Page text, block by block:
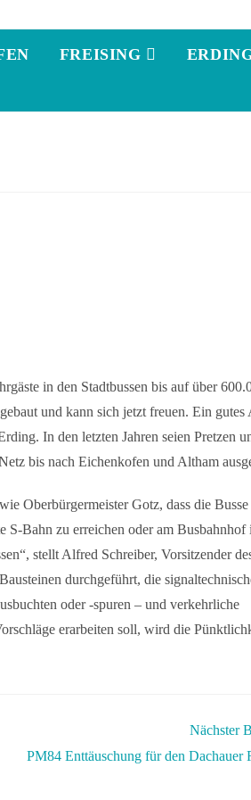
FREISING
in den Stadtbussen bis auf über
und kann sich jetzt freuen. Ein gutes
In den letzten Jahren seien Pretzen
bis nach Eichenkofen und Altham
Oberbürgermeister Gotz, dass die Busse
S-Bahn zu erreichen oder am Busbahnhof
stellt Alfred Schreiber, Vorsitzender
durchgeführt, die
oder -spuren – und verkehrliche
erarbeiten soll, wird die
Nächster
PM84 Enttäuschung für den Dachauer